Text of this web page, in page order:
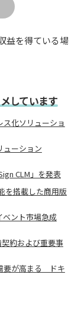
益を得ている場
しています
化ソリューショ
ューション
CLM」を発表
を搭載した商用版
ベント市場急成
契約および重要事
要が高まる ドキ